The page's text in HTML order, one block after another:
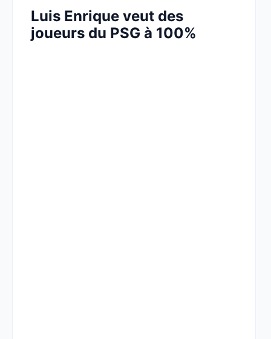
Luis Enrique veut des
joueurs du PSG à 100%